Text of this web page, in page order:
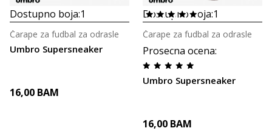
Dostupno boja:1
Umbro Supersneaker
Čarape za fudbal za odrasle
16,00 BAM
Dostupno boja:1
Prosecna ocena:
Umbro Supersneaker
Čarape za fudbal za odrasle
16,00 BAM